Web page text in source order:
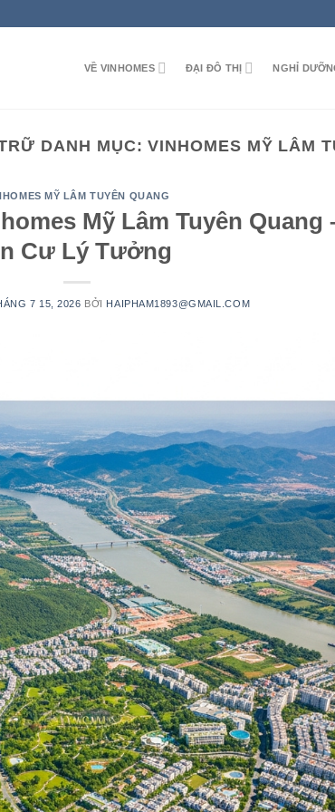
VỀ VINHOMES ĐẠI ĐÔ THỊ NGHỈ
DANH MỤC:VINHOMES MỸ LÂM
MỸ LÂM TUYÊN QUANG
Mỹ Lâm Tuyên Quang
Cư Lý Tưởng
7 15, 2026 BỞI HAIPHAM1893@GMAIL.COM